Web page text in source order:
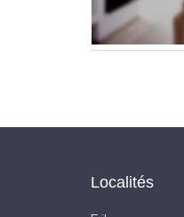
Localités